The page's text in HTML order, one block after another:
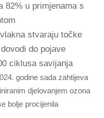
82% u primjenama s
stvaraju točke
do pojave
ciklusa savijanja
godine sada zahtijeva
djelovanjem ozona
bolje procijenila